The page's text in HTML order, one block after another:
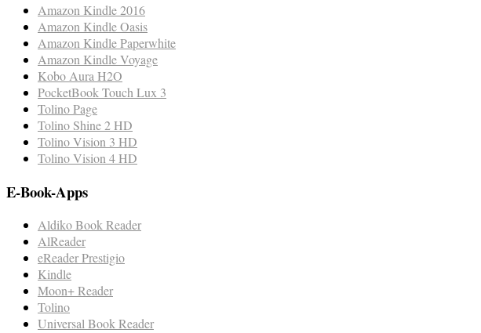
Amazon Kindle 2016
Amazon Kindle Oasis
Amazon Kindle Paperwhite
Amazon Kindle Voyage
Kobo Aura H2O
PocketBook Touch Lux 3
Tolino Page
Tolino Shine 2 HD
Tolino Vision 3 HD
Tolino Vision 4 HD
E-Book-Apps
Aldiko Book Reader
AlReader
eReader Prestigio
Kindle
Moon+ Reader
Tolino
Universal Book Reader